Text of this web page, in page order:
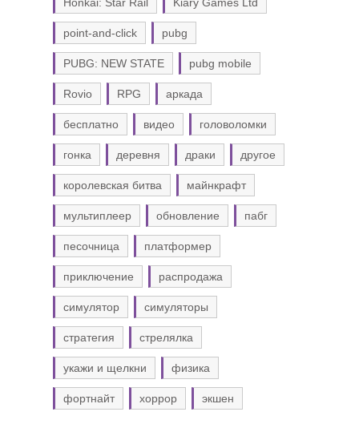
point-and-click pubg
PUBG: NEW STATE pubg mobile
Rovio RPG аркада
бесплатно видео головоломки
гонка деревня драки другое
королевская битва майнкрафт
мультиплеер обновление пабг
песочница платформер
приключение распродажа
симулятор симуляторы
стратегия стрелялка
укажи и щелкни физика
фортнайт хоррор экшен